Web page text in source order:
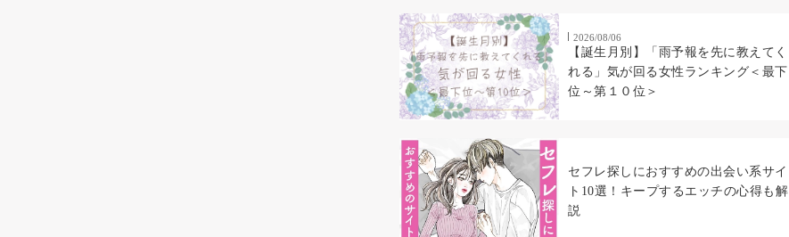
2026/08/06
【誕生月別】「雨予報を先に教えてく
れる」気が回る女性ランキング＜最下
位～第１０位＞
セフレ探しにおすすめの出会い系サイ
ト10選！キープするエッチの心得も解
説